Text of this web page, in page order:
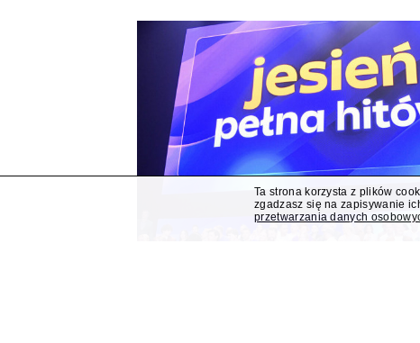
Ta strona korzysta z plików
zgadzasz się na zapisywanie
przetwarzania danych